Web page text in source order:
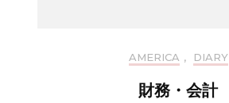
AMERICA , DIARY
財務・会計